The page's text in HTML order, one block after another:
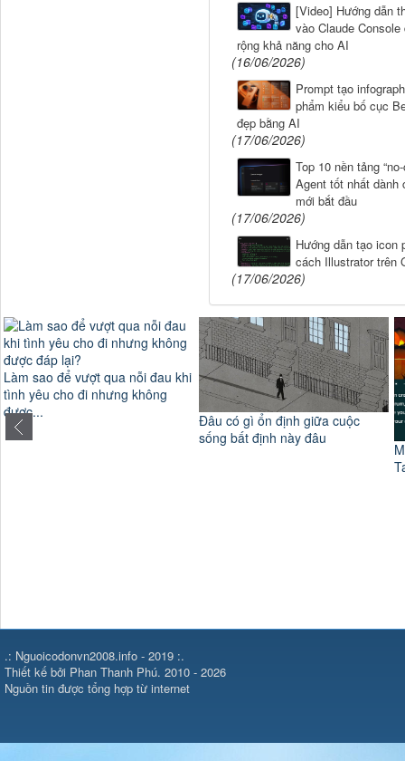
[Video] Hướng dẫn
vào Claude Console
rộng khả năng cho AI
(16/06/2026)
Prompt tạo
phẩm kiểu bố cục
đẹp bằng AI
(17/06/2026)
Top 10 nền tảng
Agent tốt nhất dành
mới bắt đầu
(17/06/2026)
Hướng dẫn tạo icon
cách Illustrator trên
(17/06/2026)
Làm sao để vượt qua nỗi đau khi
tình yêu cho đi nhưng không
được...
Đâu có gì ổn định giữa cuộc
sống bất định này đâu
.: Nguoicodonvn2008.info - 2019 :.
Thiết kế bởi Phan Thanh Phú. 2010 - 2026
Nguồn tin được tổng hợp từ internet